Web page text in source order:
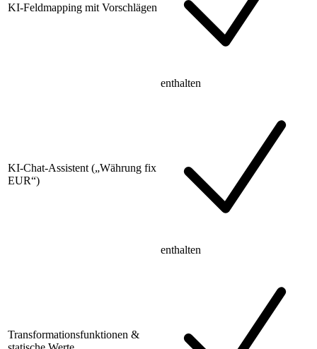
KI-Feldmapping mit Vorschlägen
enthalten
KI-Chat-Assistent („Währung fix
EUR“)
enthalten
Transformationsfunktionen &